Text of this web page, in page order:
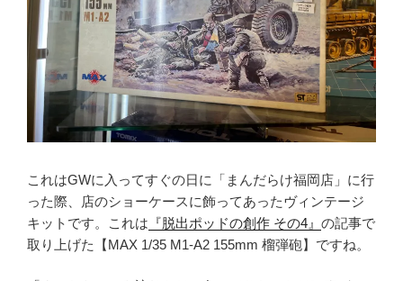
これはGWに入ってすぐの日に「まんだらけ福岡店」に行
った際、店のショーケースに飾ってあったヴィンテージ
キットです。これは 『脱出ポッドの創作 その4』 の記事で
取り上げた【MAX 1/35 M1-A2 155mm 榴弾砲】ですね。